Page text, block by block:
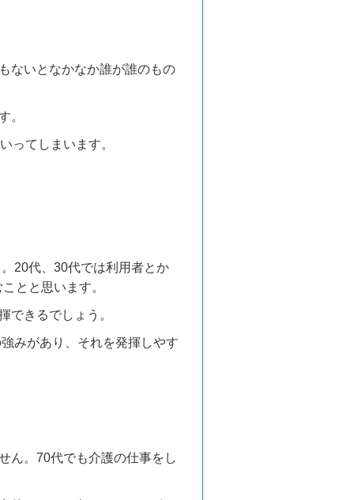
ないとなかなか誰が誰のもの
。
ってしまいます。
20代、30代では利用者とか
とと思います。
できるでしょう。
みがあり、それを発揮しやす
ん。70代でも介護の仕事をし